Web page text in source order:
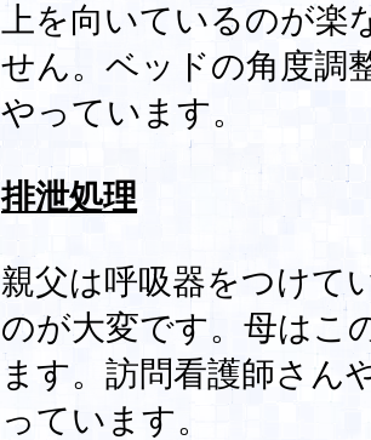
上を向いているのが
せん。ベッドの角度調
やっています。
排泄処理
親父は呼吸器をつけて
のが大変です。母はこ
ます。訪問看護師さん
っています。